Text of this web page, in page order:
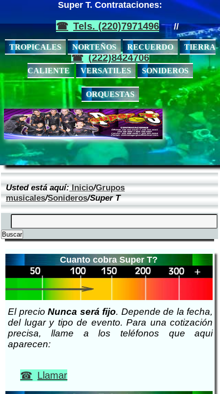
Super T. Contrataciones:
Tels. (220)7971496 //
(222)8424706
TROPICALES NORTEÑOS RECUERDO TIERRA
CALIENTE VERSATILES SONIDEROS
ORQUESTAS
Usted está aquí:Inicio/Grupos
musicales/Sonideros/Super T
Cuanto cobra Super T?
El precioNunca será fijo. Depende de la fecha,
del lugar y tipo de evento. Para una cotización
precisa, llame a los teléfonos que aqui
aparecen:
Llamar